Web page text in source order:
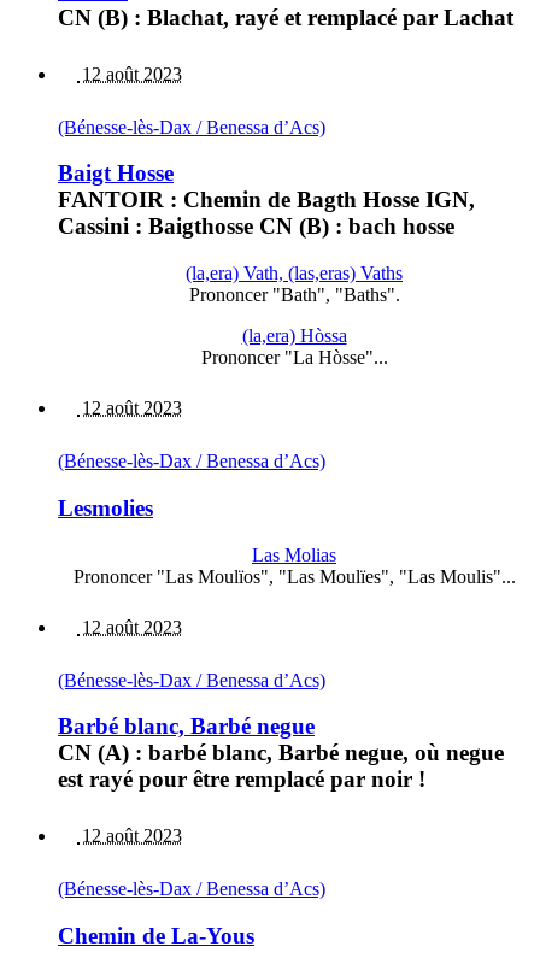
CN (B) : Blachat, rayé et remplacé par Lachat
12 août 2023
(Bénesse-lès-Dax / Benessa d’Acs)
Baigt Hosse
FANTOIR : Chemin de Bagth Hosse IGN,
Cassini : Baigthosse CN (B) : bach hosse
(la,era) Vath, (las,eras) Vaths
Prononcer "Bath", "Baths".
(la,era) Hòssa
Prononcer "La Hòsse"...
12 août 2023
(Bénesse-lès-Dax / Benessa d’Acs)
Lesmolies
Las Molias
Prononcer "Las Moulïos", "Las Moulïes", "Las Moulis"...
12 août 2023
(Bénesse-lès-Dax / Benessa d’Acs)
Barbé blanc, Barbé negue
CN (A) : barbé blanc, Barbé negue, où negue
est rayé pour être remplacé par noir !
12 août 2023
(Bénesse-lès-Dax / Benessa d’Acs)
Chemin de La-Yous